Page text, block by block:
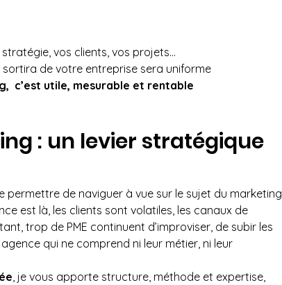
vos clients, vos projets...
de votre entreprise sera uniforme
c’est utile, mesurable et rentable
: un levier stratégique
permettre de naviguer à vue sur le sujet du marketing
est là, les clients sont volatiles, les canaux de
trop de PME continuent d’improviser, de subir les
qui ne comprend ni leur métier, ni leur
, je vous apporte structure, méthode et expertise,